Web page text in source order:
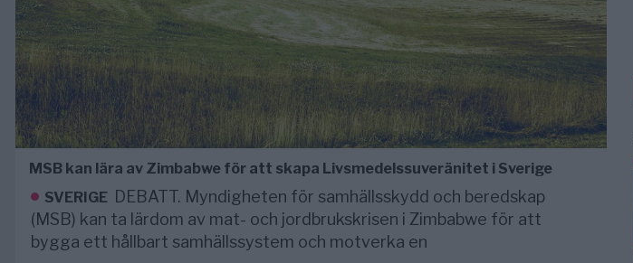
MSB kan lära av Zimbabwe för att skapa Livsmedelssuveränitet i Sverige
SVERIGE DEBATT. Myndigheten för samhällsskydd och beredskap
(MSB) kan ta lärdom av mat- och jordbrukskrisen i Zimbabwe för att
bygga ett hållbart samhällssystem och motverka en